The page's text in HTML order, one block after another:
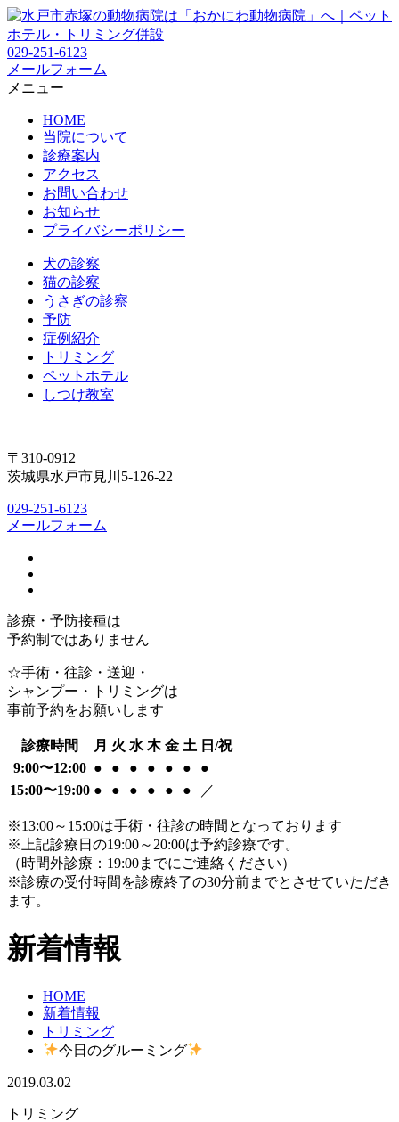
029-251-6123
メールフォーム
メニュー
HOME
当院について
診療案内
アクセス
お問い合わせ
お知らせ
プライバシーポリシー
犬の診察
猫の診察
うさぎの診察
予防
症例紹介
トリミング
ペットホテル
しつけ教室
〒310-0912
茨城県水戸市見川5-126-22
029-251-6123
メールフォーム
診療・予防接種は
予約制ではありません
☆手術・往診・送迎・
シャンプー・トリミングは
事前予約をお願いします
診療時間 月 火 水 木 金 土 日/祝
9:00〜12:00 ● ● ● ● ● ●
●
15:00〜19:00 ● ● ● ● ● ● ／
※13:00～15:00は手術・往診の時間となっております
※上記診療日の19:00～20:00は予約診療です。
（時間外診療：19:00までにご連絡ください）
※診療の受付時間を診療終了の30分前までとさせていただき
ます。
新着情報
HOME
新着情報
トリミング
今日のグルーミング
2019.03.02
トリミング